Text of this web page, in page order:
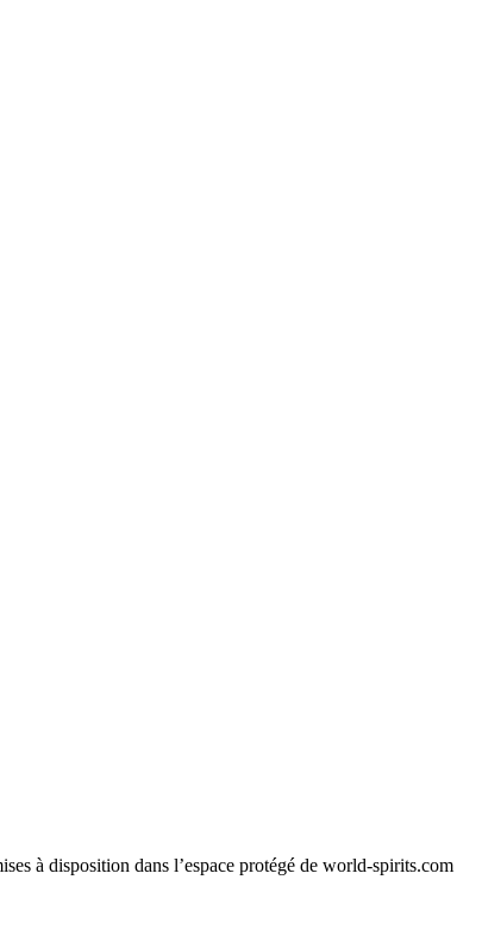
à disposition dans l’espace protégé de world-spirits.com